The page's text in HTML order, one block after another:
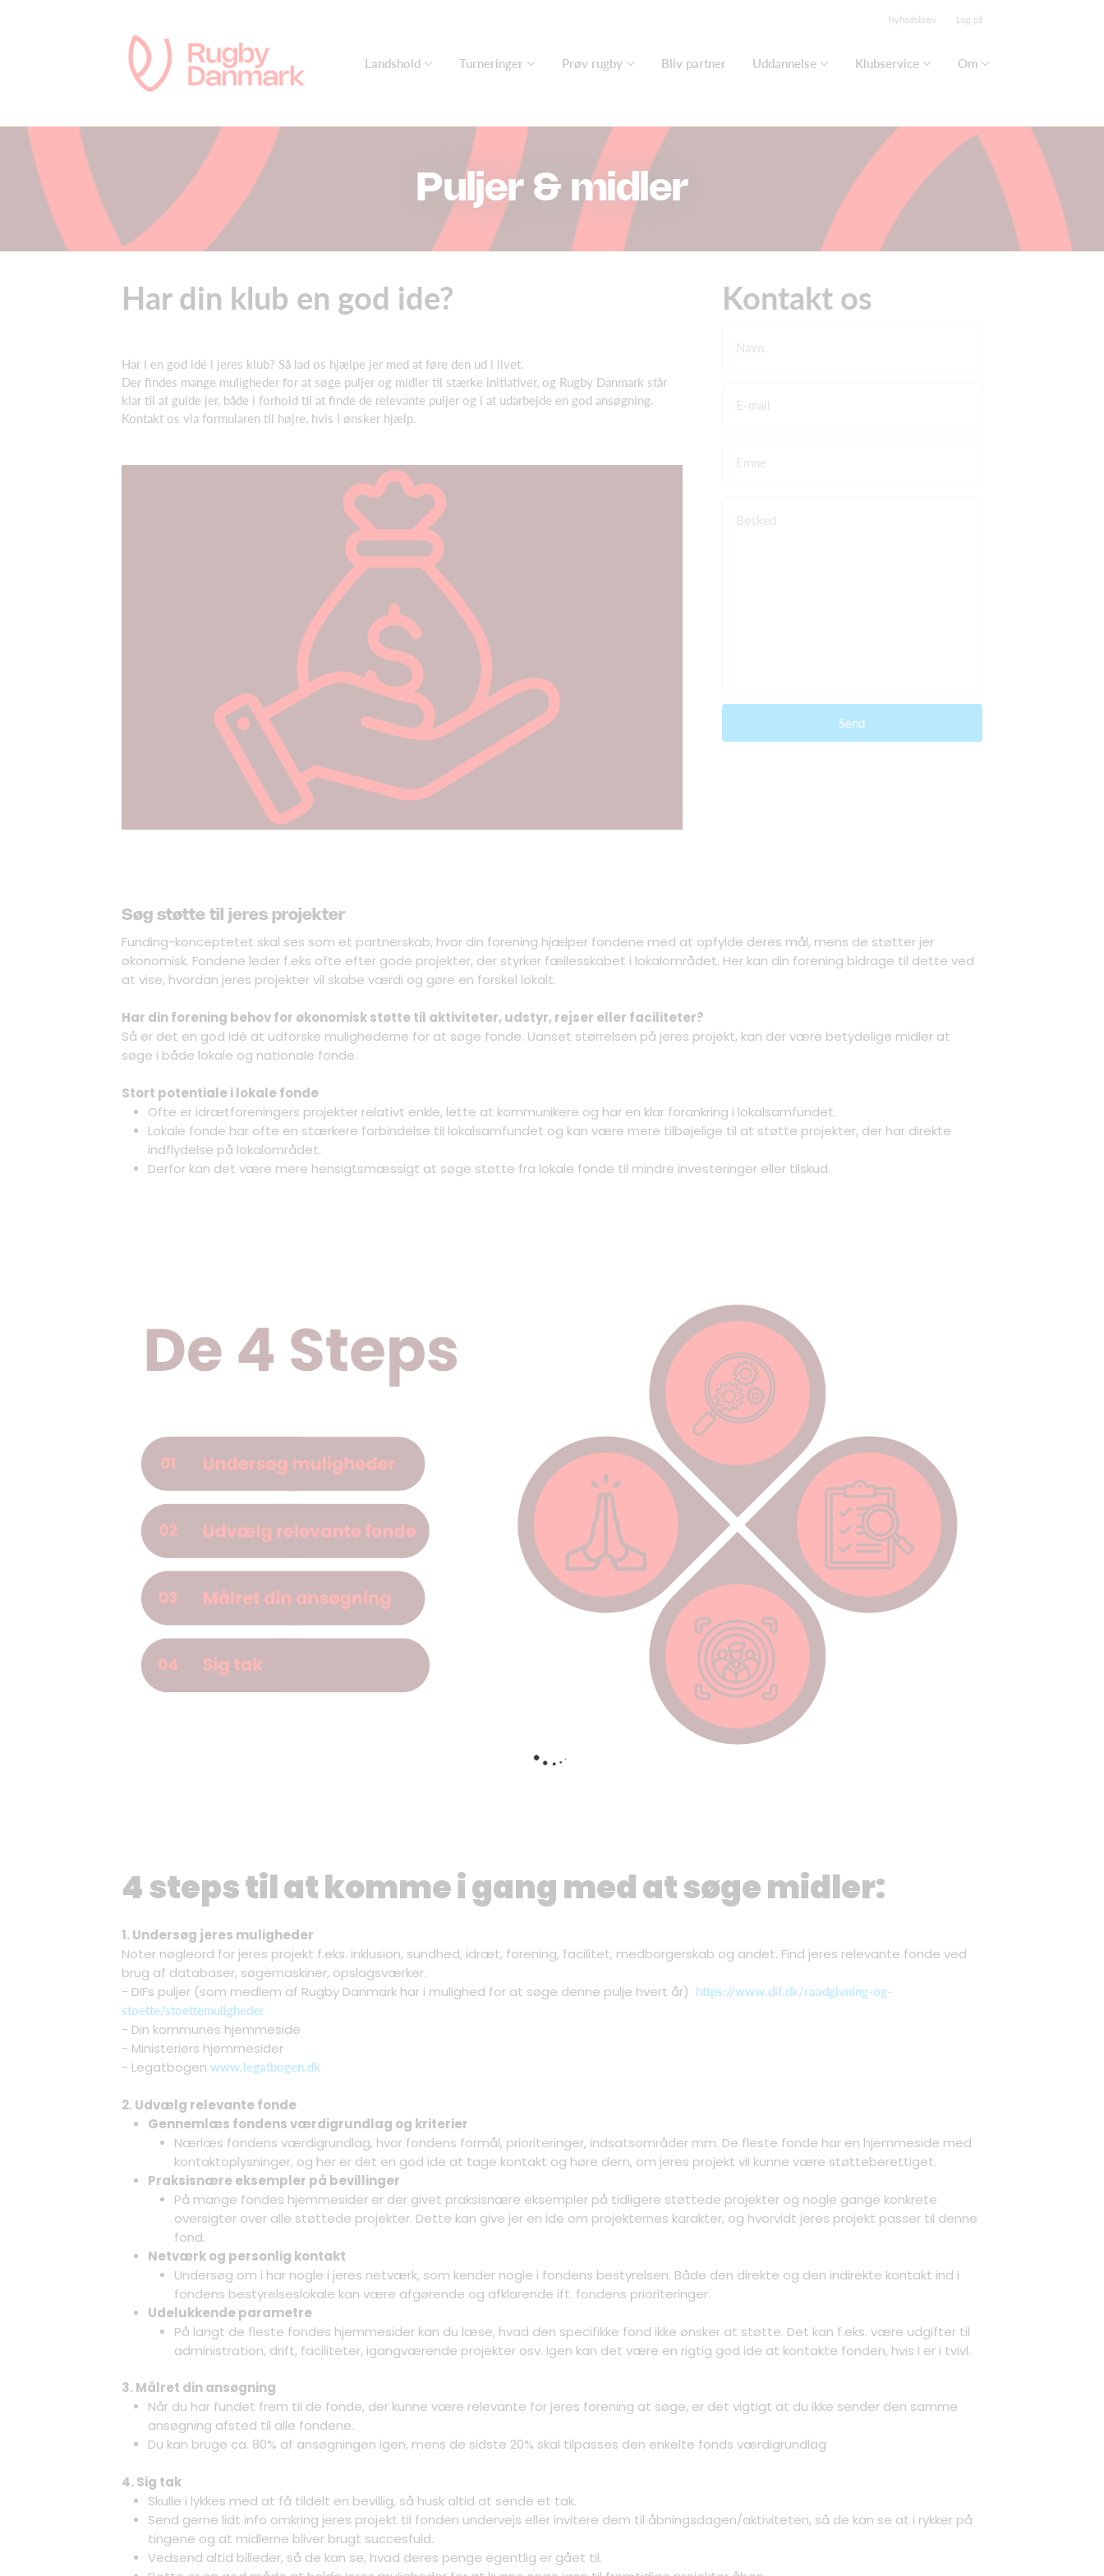
Nyhedsbrev Log på
Landshold Turneringer Prøv rugby Bliv partner Uddannelse Klubservice Om
Puljer & midler
Har din klub en god ide?
Har I en god idé i jeres klub? Så lad os hjælpe jer med at føre den ud i livet.
Der findes mange muligheder for at søge puljer og midler til stærke initiativer, og Rugby Danmark står
klar til at guide jer, både i forhold til at finde de relevante puljer og i at udarbejde en god ansøgning.
Kontakt os via formularen til højre, hvis I ønsker hjælp.
Kontakt os
Navn
E-mail
Emne
Besked
Send
Søg støtte til jeres projekter
Funding-konceptetet skal ses som et partnerskab, hvor din forening hjælper fondene med at opfylde deres mål, mens de støtter jer
økonomisk. Fondene leder f.eks ofte efter gode projekter, der styrker fællesskabet i lokalområdet. Her kan din forening bidrage til dette ved
at vise, hvordan jeres projekter vil skabe værdi og gøre en forskel lokalt.
Har din forening behov for økonomisk støtte til aktiviteter, udstyr, rejser eller faciliteter?
Så er det en god idé at udforske mulighederne for at søge fonde. Uanset størrelsen på jeres projekt, kan der være betydelige midler at
søge i både lokale og nationale fonde.
Stort potentiale i lokale fonde
Ofte er idrætforeningers projekter relativt enkle, lette at kommunikere og har en klar forankring i lokalsamfundet.
Lokale fonde har ofte en stærkere forbindelse til lokalsamfundet og kan være mere tilbøjelige til at støtte projekter, der har direkte
indflydelse på lokalområdet.
Derfor kan det være mere hensigtsmæssigt at søge støtte fra lokale fonde til mindre investeringer eller tilskud.
4 steps til at komme i gang med at søge midler:
1. Undersøg jeres muligheder
Noter nøgleord for jeres projekt f.eks. inklusion, sundhed, idræt, forening, facilitet, medborgerskab og andet. Find jeres relevante fonde ved
brug af databaser, søgemaskiner, opslagsværker.
- DIFs puljer (som medlem af Rugby Danmark har i mulighed for at søge denne pulje hvert år)
https://www.dif.dk/raadgivning-og-
stoette/stoettemuligheder
- Din kommunes hjemmeside
- Ministeriers hjemmesider
- Legatbogen www.legatbogen.dk
2. Udvælg relevante fonde
Gennemlæs fondens værdigrundlag og kriterier
Nærlæs fondens værdigrundlag, hvor fondens formål, prioriteringer, indsatsområder mm. De fleste fonde har en hjemmeside med
kontaktoplysninger, og her er det en god ide at tage kontakt og høre dem, om jeres projekt vil kunne være støtteberettiget.
Praksisnære eksempler på bevillinger
På mange fondes hjemmesider er der givet praksisnære eksempler på tidligere støttede projekter og nogle gange konkrete
oversigter over alle støttede projekter. Dette kan give jer en ide om projekternes karakter, og hvorvidt jeres projekt passer til denne
fond.
Netværk og personlig kontakt
Undersøg om i har nogle i jeres netværk, som kender nogle i fondens bestyrelsen. Både den direkte og den indirekte kontakt ind i
fondens bestyrelseslokale kan være afgørende og afklarende ift. fondens prioriteringer.
Udelukkende parametre
På langt de fleste fondes hjemmesider kan du læse, hvad den specifikke fond ikke ønsker at støtte. Det kan f.eks. være udgifter til
administration, drift, faciliteter, igangværende projekter osv. Igen kan det være en rigtig god ide at kontakte fonden, hvis I er i tvivl.
3. Målret din ansøgning
Når du har fundet frem til de fonde, der kunne være relevante for jeres forening at søge, er det vigtigt at du ikke sender den samme
ansøgning afsted til alle fondene.
Du kan bruge ca. 80% af ansøgningen igen, mens de sidste 20% skal tilpasses den enkelte fonds værdigrundlag
4. Sig tak
Skulle i lykkes med at få tildelt en bevillig, så husk altid at sende et tak.
Send gerne lidt info omkring jeres projekt til fonden undervejs eller invitere dem til åbningsdagen/aktiviteten, så de kan se at i rykker på
tingene og at midlerne bliver brugt succesfuld.
Vedsend altid billeder, så de kan se, hvad deres penge egentlig er gået til.